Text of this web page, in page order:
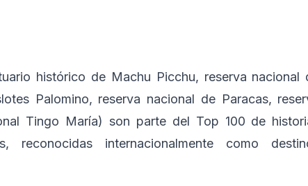
histórico de Machu Picchu, reserva nacional
Palomino, reserva nacional de Paracas,
Tingo María) son parte del Top 100 de
reconocidas internacionalmente como